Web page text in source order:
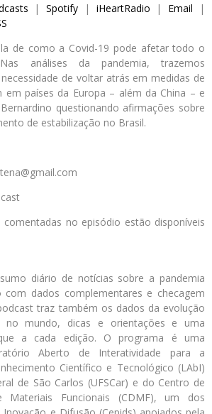
|Spotify | iHeartRadio | Email |
de como a Covid-19 pode afetar todo o
análises da pandemia, trazemos
de voltar atrás em medidas de
em países da Europa – além da China – e
questionando afirmações sobre
de estabilização no Brasil.
comentadas no episódio estão disponíveis
diário de notícias sobre a pandemia
com dados complementares e checagem
traz também os dados da evolução
no mundo, dicas e orientações e uma
a cada edição. O programa é uma
Aberto de Interatividade para a
Científico e Tecnológico (LAbI)
de São Carlos (UFSCar) e do Centro de
Materiais Funcionais (CDMF), um dos